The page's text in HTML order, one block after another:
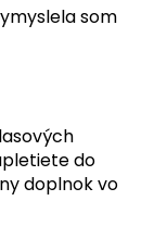
som
do
doplnok vo